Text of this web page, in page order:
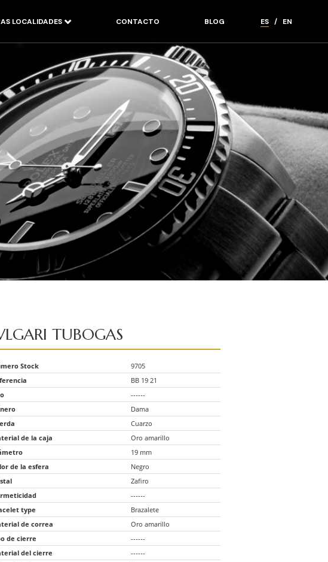
LOCALIDADES CONTACTO BLOG ES / EN
TUBOGAS
Stock
9705
BB 19 21
------
Dama
Cuarzo
de la caja
Oro amarillo
19 mm
de la esfera
Negro
Zafiro
------
type
Brazalete
de correa
Oro amarillo
de cierre
------
del cierre
------